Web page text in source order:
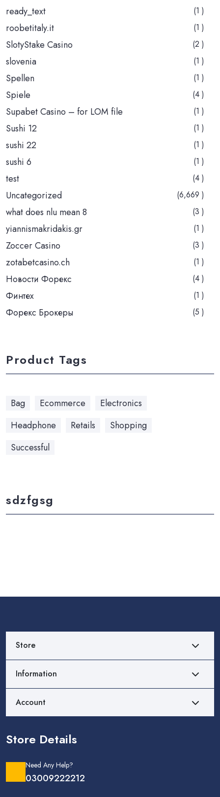
ready_text (1 )
roobetitaly.it (1 )
SlotyStake Casino (2 )
slovenia (1 )
Spellen (1 )
Spiele (4 )
Supabet Casino – for LOM file (1 )
Sushi 12 (1 )
sushi 22 (1 )
sushi 6 (1 )
test (4 )
Uncategorized (6,669 )
what does nlu mean 8 (3 )
yiannismakridakis.gr (1 )
Zoccer Casino (3 )
zotabetcasino.ch (1 )
Новости Форекс (4 )
Финтех (1 )
Форекс Брокеры (5 )
Product Tags
Bag Ecommerce
Electronics
Headphone
Retails
Shopping
Successful
sdzfgsg
Store
Information
Account
Store Details
Need Any Help?
03009222212